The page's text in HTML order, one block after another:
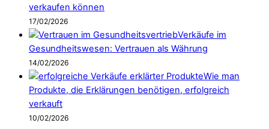
verkaufen können
17/02/2026
Verkäufe im
Gesundheitswesen: Vertrauen als Währung
14/02/2026
Wie man
Produkte, die Erklärungen benötigen, erfolgreich
verkauft
10/02/2026